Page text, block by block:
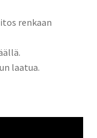
renkaan
laatua.